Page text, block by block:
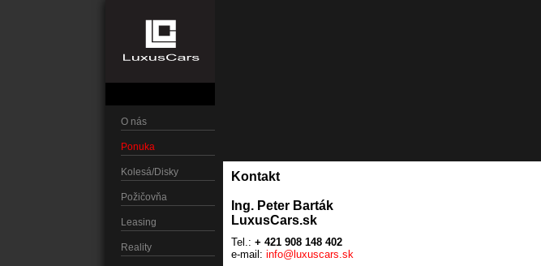
O nás
Ponuka
Kolesá/Disky
Požičovňa
Leasing
Reality
Kontakt
Ing. Peter Barták
LuxusCars.sk
Tel.: + 421 908 148 402
e-mail: info@luxuscars.sk